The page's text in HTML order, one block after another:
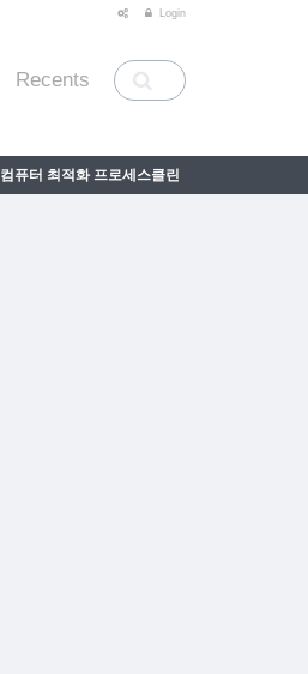
Login
Recents
컴퓨터 최적화 프로세스클린
티스토리툴바